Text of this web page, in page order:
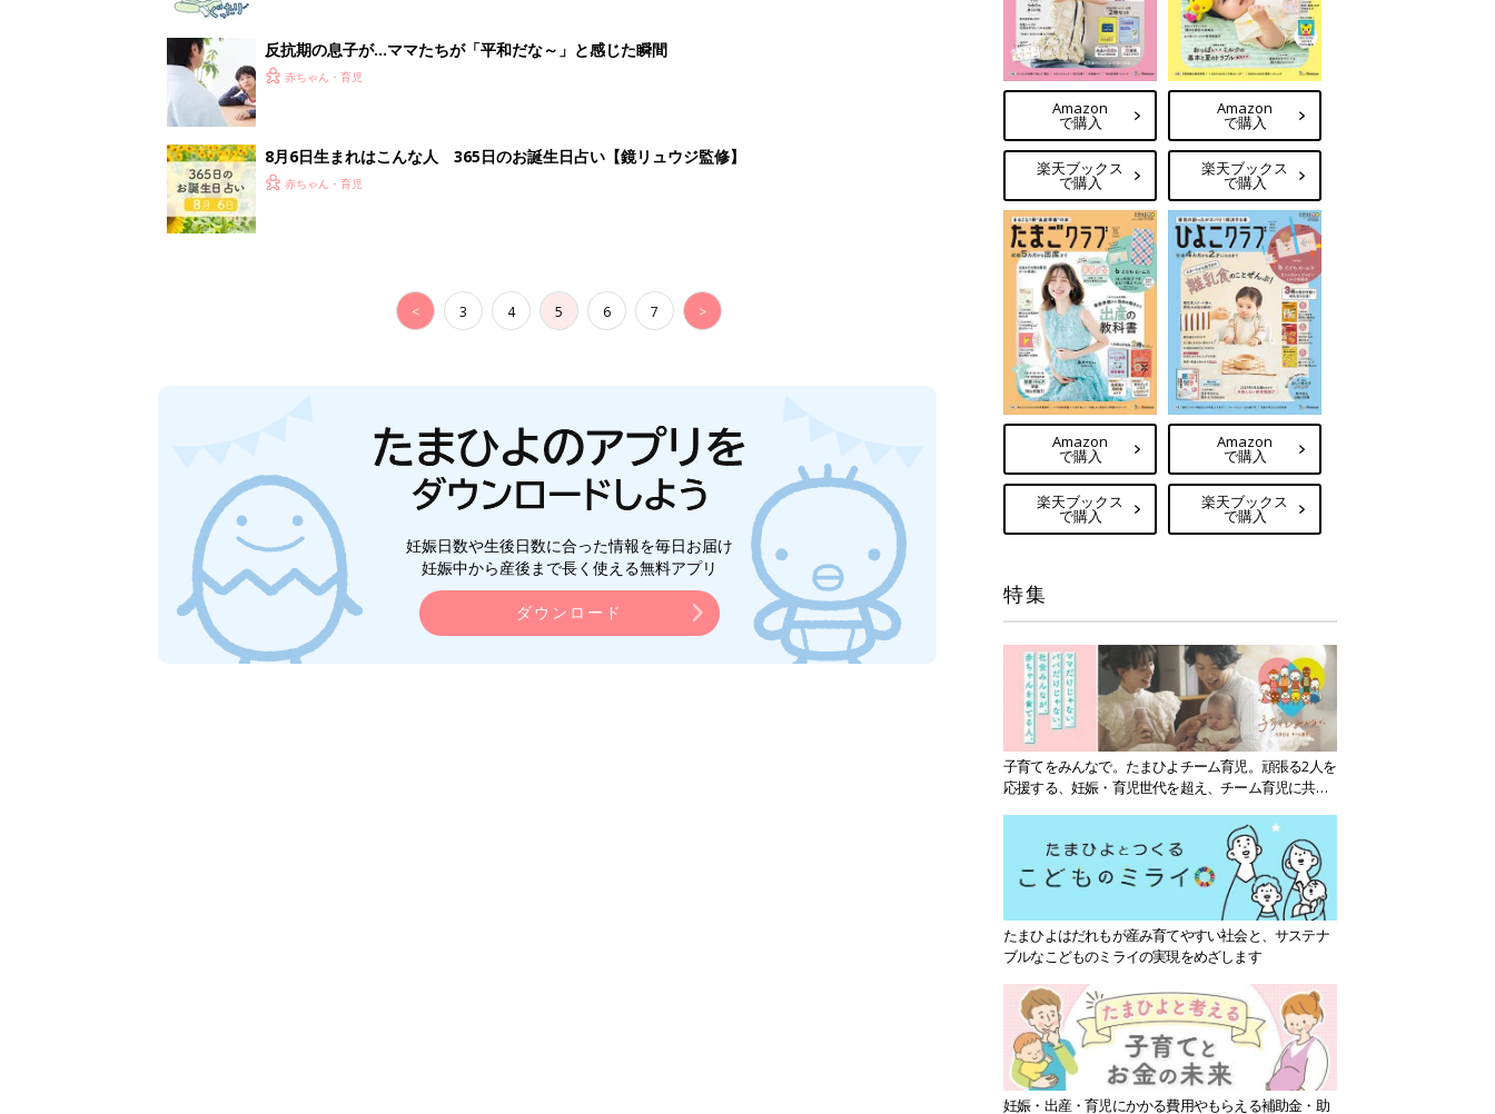
反抗期の息子が...ママたちが「平和だな～」と感じた瞬間
赤ちゃん・育児
8月6日生まれはこんな人 365日のお誕生日占い【鏡リュウジ監修】
赤ちゃん・育児
< 3 4 5 6 7 >
妊娠日数や生後日数に合った情報を毎日お届け
妊娠中から産後まで長く使える無料アプリ
ダウンロード
Amazon
で購入
楽天ブックス
で購入
Amazon
で購入
楽天ブックス
で購入
Amazon
で購入
楽天ブックス
で購入
Amazon
で購入
楽天ブックス
で購入
特集
子育てをみんなで。たまひよチーム育児。頑張る2人を
応援する、妊娠・育児世代を超え、チーム育児に共感
たまひよはだれもが産み育てやすい社会と、サステナ
ブルなこどものミライの実現をめざします
妊娠・出産・育児にかかる費用やもらえる補助金・助